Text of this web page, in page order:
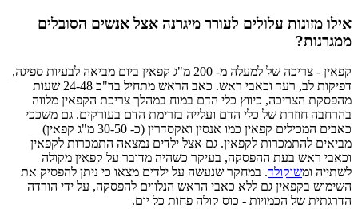
אילו מזונות עלולים לעורר מיגרנה אצל אנשים הסובלים
ממגרנות?
קפאין - צריכה של למעלה מ- 200 מ"ג קפאין ביום מביאה לבעיות ספיגה,
דפיקות לב, רעד וכאבי ראש. כאב הראש מתחיל בד"כ 24-48 שעות
מהפסקת הצריכה, כיווץ כלי הדם במוח במהלך צריכת הקפאין מלווה
בהרחבה חוזרת של כלי הדם ועלייה בזרימת הדם בעורקים. גם משככי
כאבים המכילים קפאין כמו אנסין ואקסדרין (כ- 30-50 מ"ג קפאין)
מביאים להתמכרות לקפאין. גם אצל ילדים נמצאה התמכרות לקפאין
וכאבי ראש בעת ההפסקה, בעיקר כשהיה מדובר על קפאין מקולה
לשתייה ומשוקולד. במחקר שנעשה על ילדים מצאו כי ניתן להפסיק את
השימוש בקפאין גם ללא כאבי הראש הנלווים להפסקה, על ידי הורדה
הדרגתית של הכמויות - כוס קולה פחות כל יום.